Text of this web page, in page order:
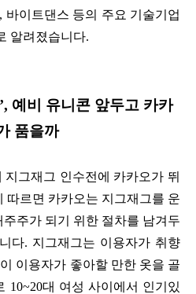
바이트댄스 등의 주요 기술기업
알려졌습니다.
예비 유니콘 앞두고 카카
품을까
그재그 인수전에 카카오가 뛰
따르면 카카오는 지그재그를 운
주가 되기 위한 절차를 남겨두
다. 지그재그는 이용자가 취향
이용자가 좋아할 만한 옷을 골
10~20대 여성 사이에서 인기있